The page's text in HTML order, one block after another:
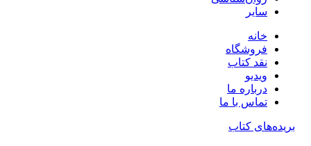
سایر
خانه
فروشگاه
نقد کتاب
ویدیو
درباره‌ ما
تماس با ما
بریده‌های کتاب